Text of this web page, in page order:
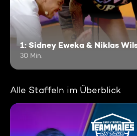
1: Sidney Eweka & Niklas
30 Min.
Alle Staffeln im Überblick